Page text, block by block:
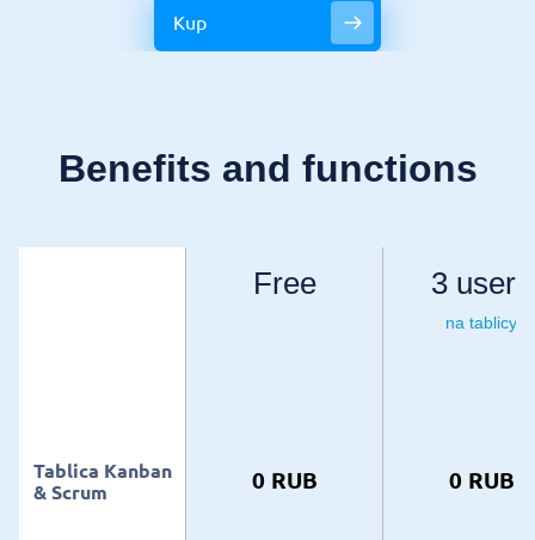
Kup
Benefits and functions
Free 3 users
na tablicy
Tablica Kanban
& Scrum
0 RUB 0 RUB